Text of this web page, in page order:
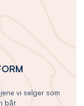
vi selger som
båt